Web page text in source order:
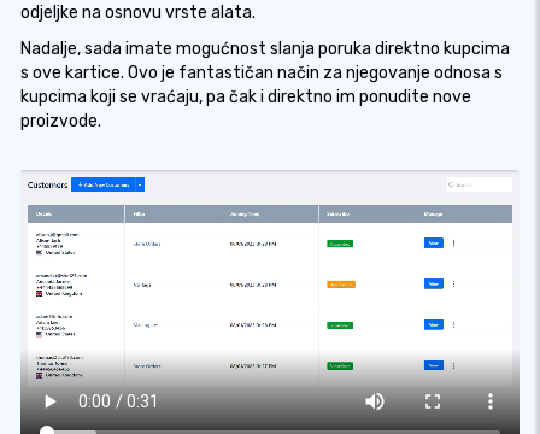
odjeljke na osnovu vrste alata.
Nadalje, sada imate mogućnost slanja poruka direktno kupcima
s ove kartice. Ovo je fantastičan način za njegovanje odnosa s
kupcima koji se vraćaju, pa čak i direktno im ponudite nove
proizvode.